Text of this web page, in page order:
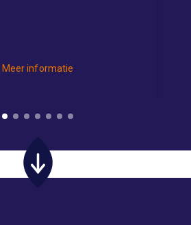
Meer informatie